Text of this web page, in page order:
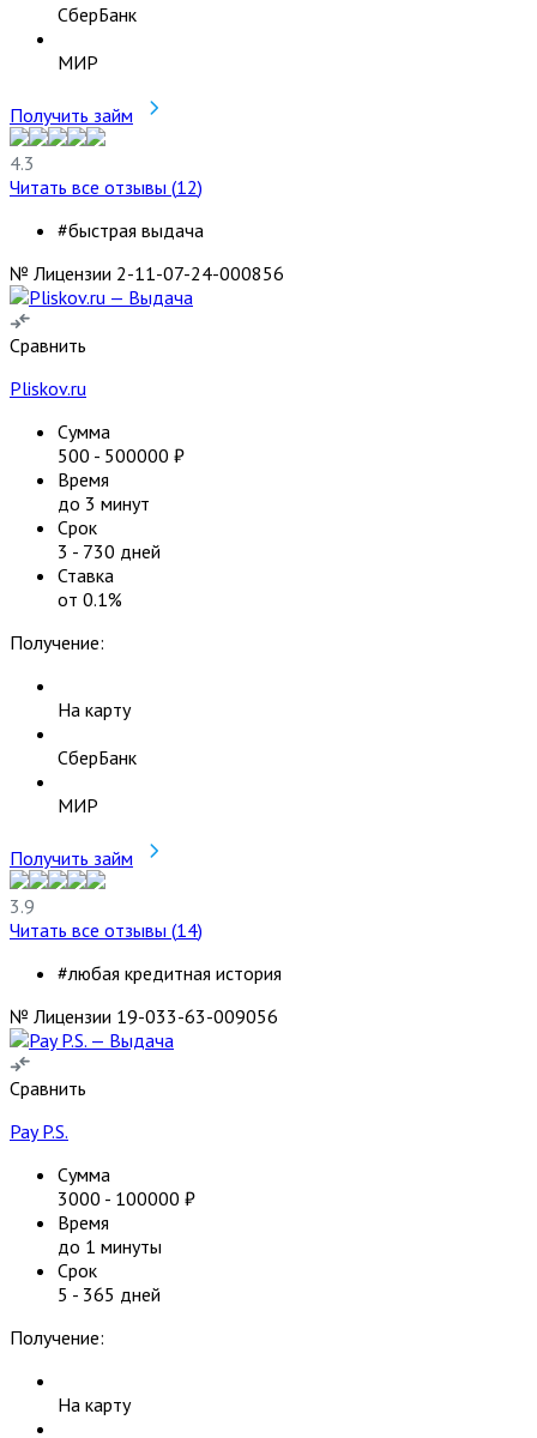
СберБанк
МИР
Получить займ
4.3
Читать все отзывы (12)
#быстрая выдача
№ Лицензии 2-11-07-24-000856
Сравнить
Pliskov.ru
Сумма
500 - 500000 ₽
Время
до 3 минут
Срок
3 - 730 дней
Ставка
от 0.1%
Получение:
На карту
СберБанк
МИР
Получить займ
3.9
Читать все отзывы (14)
#любая кредитная история
№ Лицензии 19-033-63-009056
Сравнить
Pay P.S.
Сумма
3000 - 100000 ₽
Время
до 1 минуты
Срок
5 - 365 дней
Получение:
На карту